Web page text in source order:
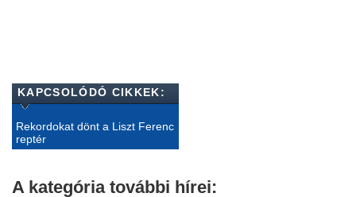
KAPCSOLÓDÓ CIKKEK:
Rekordokat dönt a Liszt Ferenc
reptér
A kategória további hírei: